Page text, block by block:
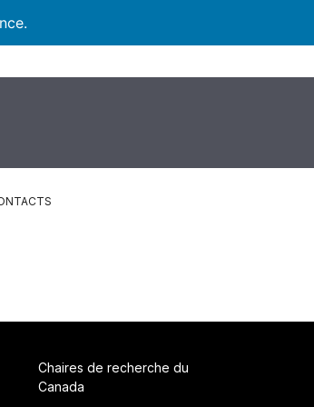
Chaires de recherche du
Canada